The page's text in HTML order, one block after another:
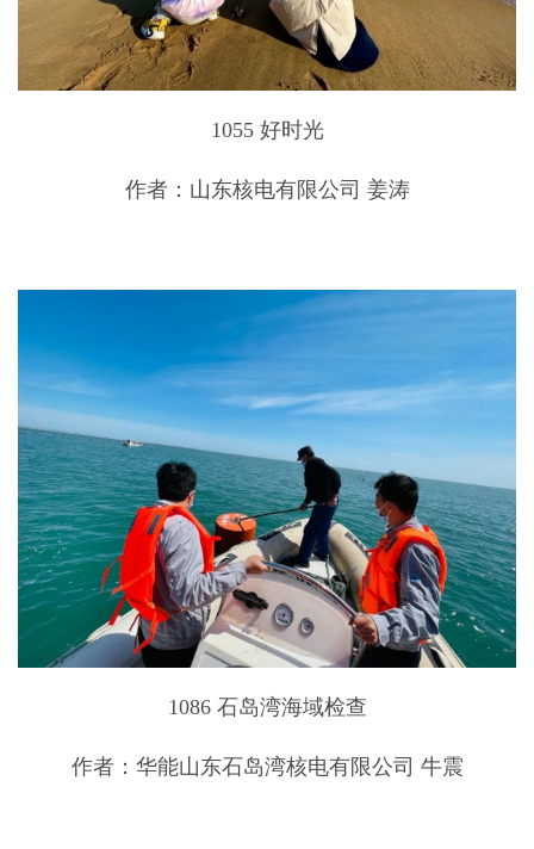
1055 好时光
作者：山东核电有限公司 姜涛
1086 石岛湾海域检查
作者：华能山东石岛湾核电有限公司 牛震